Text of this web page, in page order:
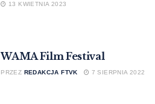
13 KWIETNIA 2023
WAMA Film Festival
PRZEZ REDAKCJA FTVK 7 SIERPNIA 2022